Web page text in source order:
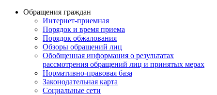
Обращения граждан
Интернет-приемная
Порядок и время приема
Порядок обжалования
Обзоры обращений лиц
Обобщенная информация о результатах
рассмотрения обращений лиц и принятых мерах
Нормативно-правовая база
Законодательная карта
Социальные сети